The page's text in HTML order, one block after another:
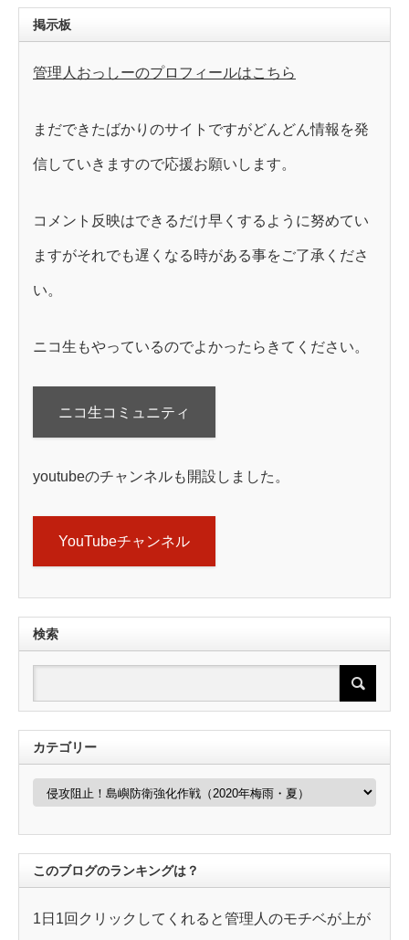
掲示板
管理人おっしーのプロフィールはこちら
まだできたばかりのサイトですがどんどん情報を発
信していきますので応援お願いします。
コメント反映はできるだけ早くするように努めてい
ますがそれでも遅くなる時がある事をご了承くださ
い。
ニコ生もやっているのでよかったらきてください。
ニコ生コミュニティ
youtubeのチャンネルも開設しました。
YouTubeチャンネル
検索
カテゴリー
カ
ー
このブログのランキングは？
1日1回クリックしてくれると管理人のモチベが上が